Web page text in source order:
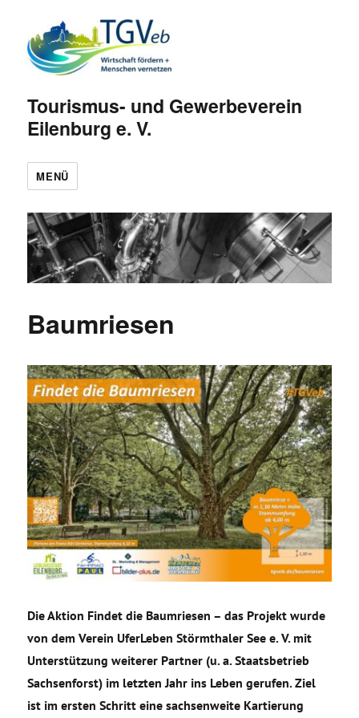
Tourismus- und Gewerbeverein
Eilenburg e. V.
MENÜ
Baumriesen
Die Aktion Findet die Baumriesen – das Projekt wurde
von dem Verein UferLeben Störmthaler See e. V. mit
Unterstützung weiterer Partner (u. a. Staatsbetrieb
Sachsenforst) im letzten Jahr ins Leben gerufen. Ziel
ist im ersten Schritt eine sachsenweite Kartierung